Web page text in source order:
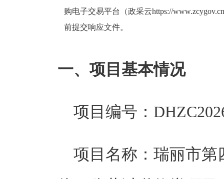
购电子交易平台（政采云https://
前提交响应文件。
一、项目基本情况
项目编号：
项目名称： 瑞丽市第